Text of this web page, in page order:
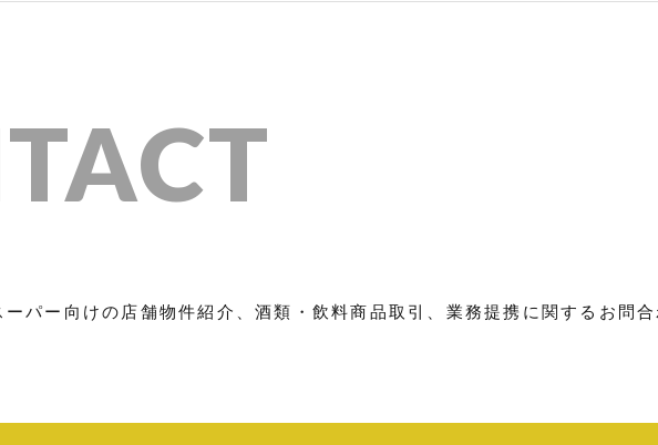
パー向けの店舗物件紹介、酒類・飲料商品取引、業務提携に関するお問